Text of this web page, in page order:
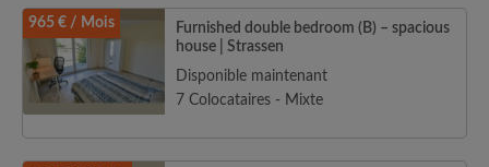
965 € / Mois
Furnished double bedroom (B) – spacious
house | Strassen
Disponible maintenant
7 Colocataires - Mixte